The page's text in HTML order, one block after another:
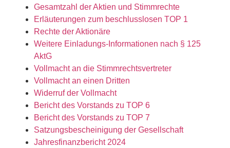
Gesamtzahl der Aktien und Stimmrechte
Erläuterungen zum beschlusslosen TOP 1
Rechte der Aktionäre
Weitere Einladungs-Informationen nach § 125
AktG
Vollmacht an die Stimmrechtsvertreter
Vollmacht an einen Dritten
Widerruf der Vollmacht
Bericht des Vorstands zu TOP 6
Bericht des Vorstands zu TOP 7
Satzungsbescheinigung der Gesellschaft
Jahresfinanzbericht 2024